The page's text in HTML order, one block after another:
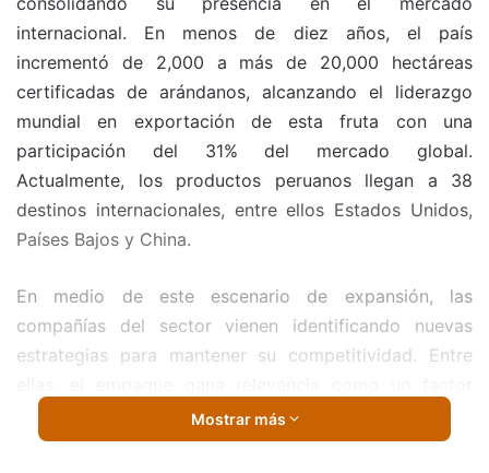
internacional. En menos de diez años, el país
incrementó de 2,000 a más de 20,000 hectáreas
certificadas de arándanos, alcanzando el liderazgo
mundial en exportación de esta fruta con una
participación del 31% del mercado global.
Actualmente, los productos peruanos llegan a 38
destinos internacionales, entre ellos Estados Unidos,
Países Bajos y China.
En medio de este escenario de expansión, las
compañías del sector vienen identificando nuevas
estrategias para mantener su competitividad. Entre
clave dentro de la cadena exportadora. Así lo indicó
Renzo Vega, Gerente de Negocios Cajas de Trupal,
Mostrar más